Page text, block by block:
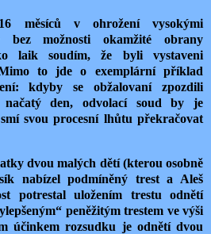
měsíců v ohrožení vysokými
bez možnosti okamžité obrany
laik soudím, že byli vystaveni
to jde o exemplární příklad
kdyby se obžalovaní zpozdili
den, odvolací soud by je
svou procesní lhůtu překračovat
dvou malých dětí (kterou osobně
nabízel podmíněný trest a Aleš
potrestal uložením trestu odnětí
peněžitým trestem ve výši
účinkem rozsudku je odnětí dvou